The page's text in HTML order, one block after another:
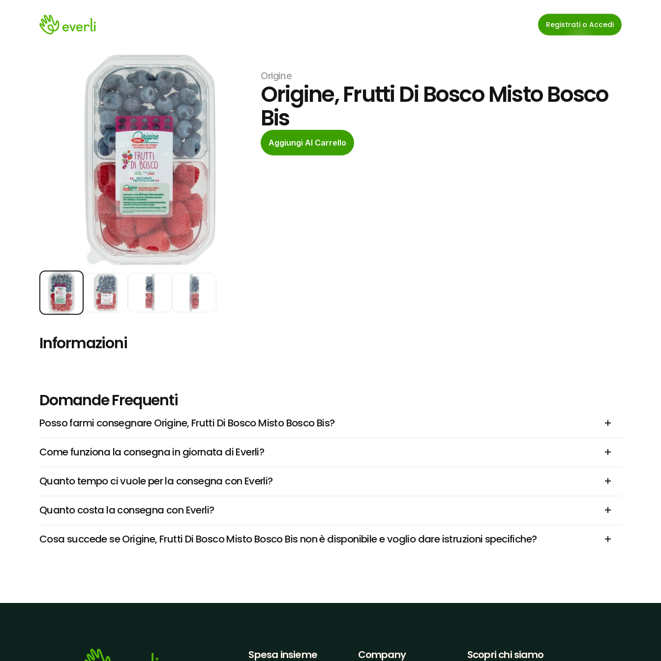
Registrati o Accedi
Origine
Origine, Frutti Di Bosco Misto Bosco
Bis
Aggiungi Al Carrello
Informazioni
Domande Frequenti
Posso farmi consegnare Origine, Frutti Di Bosco Misto Bosco Bis?
Come funziona la consegna in giornata di Everli?
Quanto tempo ci vuole per la consegna con Everli?
Quanto costa la consegna con Everli?
Cosa succede se Origine, Frutti Di Bosco Misto Bosco Bis non è disponibile e voglio dare istruzioni specifiche?
Spesa insieme Company Scopri chi siamo